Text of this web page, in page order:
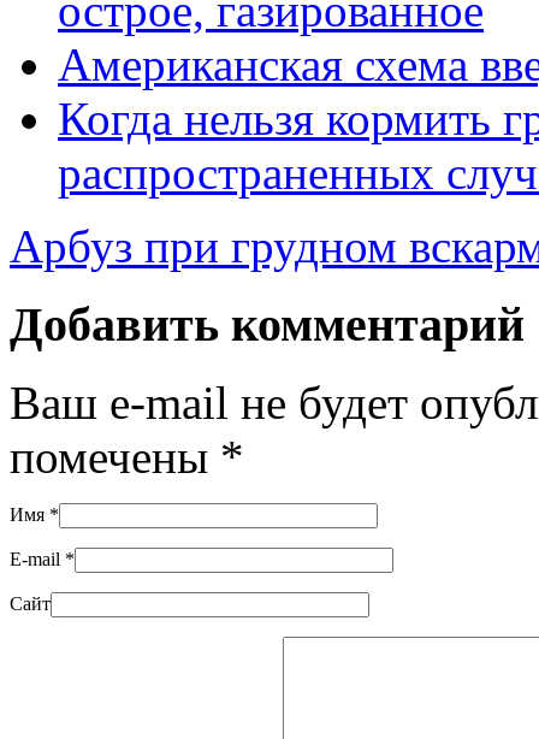
острое, газированное
Американская схема
Когда нельзя кормить
распространенных
Арбуз при грудном
Добавить комментарий
Ваш e-mail не будет
помечены *
Имя *
E-mail *
Сайт